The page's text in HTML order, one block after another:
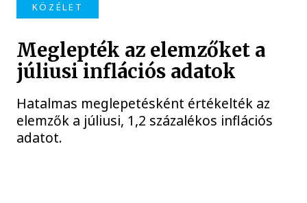
KÖZÉLET
Meglepték az elemzőket a
júliusi inflációs adatok
Hatalmas meglepetésként értékelték az
elemzők a júliusi, 1,2 százalékos inflációs
adatot.